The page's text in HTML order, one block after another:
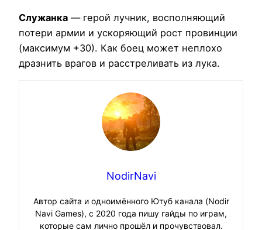
Служанка — герой лучник, восполняющий
потери армии и ускоряющий рост провинции
(максимум +30). Как боец может неплохо
дразнить врагов и расстреливать из лука.
NodirNavi
Автор сайта и одноимённого Ютуб канала (Nodir
Navi Games), с 2020 года пишу гайды по играм,
которые сам лично прошёл и прочувствовал.